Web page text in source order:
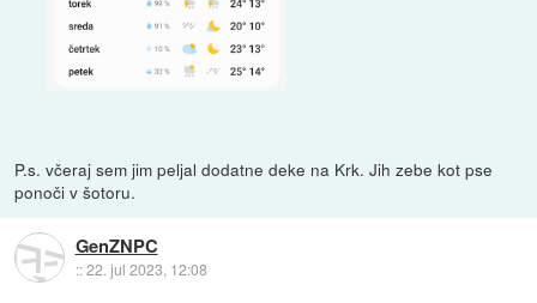
P.s. včeraj sem jim peljal dodatne deke na Krk. Jih zebe kot pse
ponoči v šotoru.
GenZNPC
::22. jul 2023, 12:08